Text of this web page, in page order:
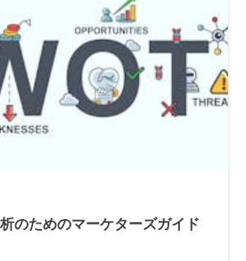
のためのマーケターズガイド